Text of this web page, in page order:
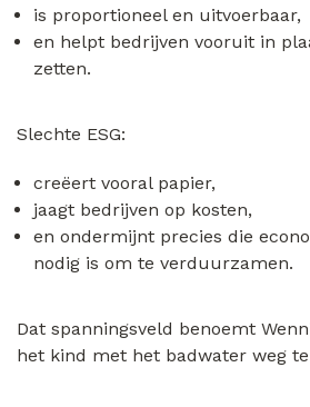
is proportioneel en uitvoerbaar,
en helpt bedrijven vooruit in
zetten.
Slechte ESG:
creëert vooral papier,
jaagt bedrijven op kosten,
en ondermijnt precies die
nodig is om te verduurzamen.
Dat spanningsveld benoemt
het kind met het badwater weg te